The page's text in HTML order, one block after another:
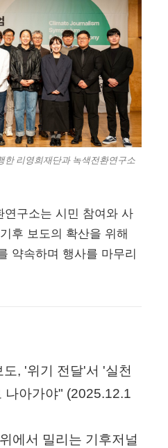
한 리영희재단과 녹색전환연구소
연구소는 시민 참여와 사
후 보도의 확산을 위해
약속하며 행사를 마무리
, '위기 전달'서 '실천
나아가야" (2025.12.1
에서 밀리는 기후저널